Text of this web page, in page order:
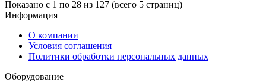
Показано с 1 по 28 из 127 (всего 5 страниц)
Информация
О компании
Условия соглашения
Политики обработки персональных данных
Оборудование